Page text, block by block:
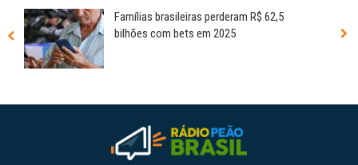
Famílias brasileiras perderam R$ 62,5
bilhões com bets em 2025